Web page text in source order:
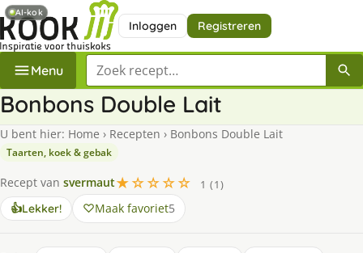
Inloggen Registreren
Menu Zoek een recept
Bonbons Double Lait
U bent hier: Home › Recepten › Bonbons Double Lait
Taarten, koek & gebak
Recept van svermaut★☆☆☆☆
1 (1)
👍Lekker! Maak favoriet5
AI-kok